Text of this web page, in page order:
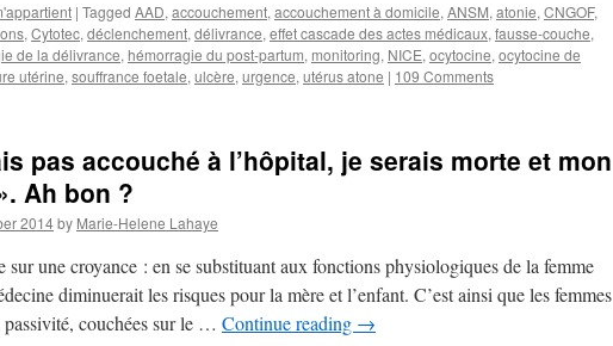
| Tagged AAD, accouchement, accouchement à domicile, ANSM, atonie, CNGOF,
, Cytotec, déclenchement, délivrance, effet cascade des actes médicaux, fausse-couche,
de la délivrance, hémorragie du post-partum, monitoring, NICE, ocytocine, ocytocine de
utérine, souffrance foetale, ulcère, urgence, utérus atone | 109 Comments
pas accouché à l’hôpital, je serais morte et mon
Ah bon ?
2014by Marie-Helene Lahaye
sur une croyance : en se substituant aux fonctions physiologiques de la femme
diminuerait les risques pour la mère et l’enfant. C’est ainsi que les femmes
passivité, couchées sur le … Continue reading →